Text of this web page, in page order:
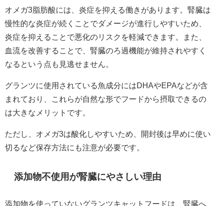
オメガ3脂肪酸には、炎症を抑える働きがあります。腎臓は
慢性的な炎症が続くことでダメージが進行しやすいため、
炎症を抑えることで悪化のリスクを軽減できます。また、
血流を改善することで、腎臓のろ過機能が維持されやすく
なるという点も見逃せません。
グランツに使用されている魚成分にはDHAやEPAなどが含
まれており、これらが自然な形でフードから摂取できるの
は大きなメリットです。
ただし、オメガ3は酸化しやすいため、開封後は早めに使い
切るなど保存方法にも注意が必要です。
添加物不使用が腎臓にやさしい理由
添加物を使っていないグランツキャットフードは、腎臓へ